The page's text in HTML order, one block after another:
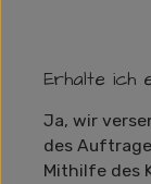
Erhalte ich
Ja, wir
des
Mithilfe des